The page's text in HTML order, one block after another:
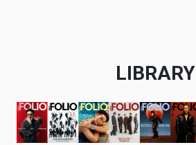
LIBRARY